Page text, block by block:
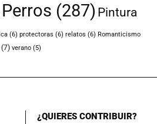
Perros (287) Pintura
(6) protectoras (6) relatos (6) Romanticismo
(7) verano (5)
¿QUIERES CONTRIBUIR?